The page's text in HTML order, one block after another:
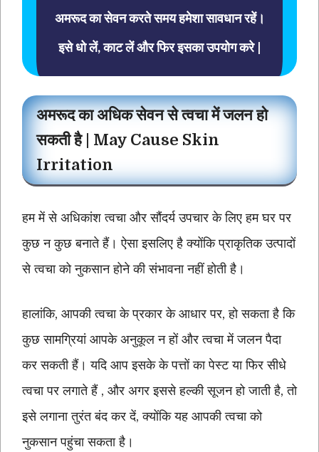
अमरूद का सेवन करते समय हमेशा सावधान रहें।
इसे धो लें, काट लें और फिर इसका उपयोग करे |
अमरूद का अधिक सेवन से त्वचा में जलन हो
सकती है | May Cause Skin
Irritation
हम में से अधिकांश त्वचा और सौंदर्य उपचार के लिए हम घर पर
कुछ न कुछ बनाते हैं। ऐसा इसलिए है क्योंकि प्राकृतिक उत्पादों
से त्वचा को नुकसान होने की संभावना नहीं होती है।
हालांकि, आपकी त्वचा के प्रकार के आधार पर, हो सकता है कि
कुछ सामग्रियां आपके अनुकूल न हों और त्वचा में जलन पैदा
कर सकती हैं। यदि आप इसके के पत्तों का पेस्ट या फिर सीधे
त्वचा पर लगाते हैं , और अगर इससे हल्की सूजन हो जाती है, तो
इसे लगाना तुरंत बंद कर दें, क्योंकि यह आपकी त्वचा को
नुकसान पहुंचा सकता है।